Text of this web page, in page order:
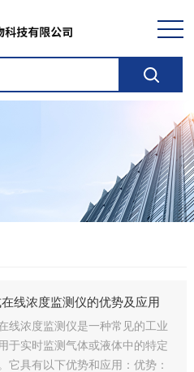
线浓度监测仪的优势及应用
线浓度监测仪是一种常见的工业
于实时监测气体或液体中的特定
它具有以下优势和应用：优势：